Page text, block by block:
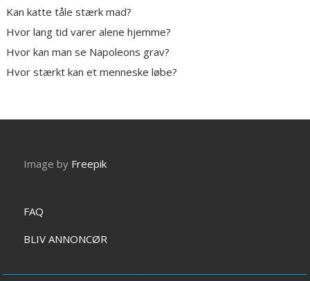
Kan katte tåle stærk mad?
Hvor lang tid varer alene hjemme?
Hvor kan man se Napoleons grav?
Hvor stærkt kan et menneske løbe?
Image by Freepik
FAQ
BLIV ANNONCØR